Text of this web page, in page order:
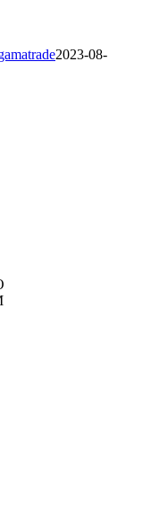
2023-08-